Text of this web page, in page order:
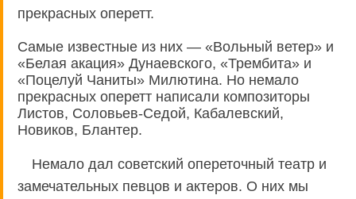
прекрасных оперетт.
Самые известные из них — «Вольный ветер» и
«Белая акация» Дунаевского, «Трембита» и
«Поцелуй Чаниты» Милютина. Но немало
прекрасных оперетт написали композиторы
Листов, Соловьев-Седой, Кабалевский,
Новиков, Блантер.
Немало дал советский опереточный театр и
замечательных певцов и актеров. О них мы